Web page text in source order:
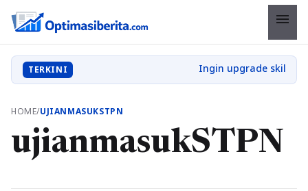
menu
TERKINI
HOME/UJIANMASUKSTPN
ujianmasukSTPN